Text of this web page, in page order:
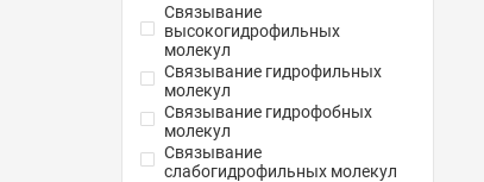
Связывание
высокогидрофильных
молекул
Связывание гидрофильных
молекул
Связывание гидрофобных
молекул
Связывание
слабогидрофильных молекул